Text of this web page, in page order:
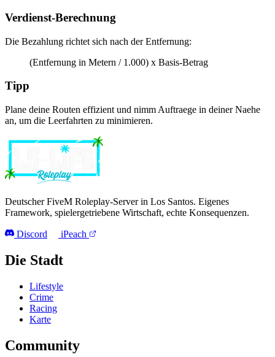
Verdienst-Berechnung
Die Bezahlung richtet sich nach der Entfernung:
(Entfernung in Metern / 1.000) x Basis-Betrag
Tipp
Plane deine Routen effizient und nimm Auftraege in deiner Naehe
an, um die Leerfahrten zu minimieren.
Deutscher FiveM Roleplay-Server in Los Santos. Eigenes
Framework, spielergetriebene Wirtschaft, echte Konsequenzen.
Discord iPeach
Die Stadt
Lifestyle
Crime
Racing
Karte
Community